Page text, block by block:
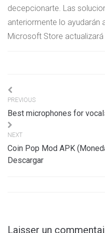
decepcionarte. Las
anteriormente lo ayudarán
Microsoft Store
Navigation
de
l’article
PREVIOUS
Best microphones for
NEXT
Coin Pop Mod APK
Descargar
Laisser un